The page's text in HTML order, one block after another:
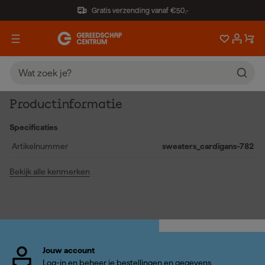
Gratis verzending vanaf €50,-
Productinformatie
Specificaties
Artikelnummer
sweaters_cardigans-782
Bekijk alle kenmerken
Jouw account
Log-in en beheer je bestellingen en gegevens